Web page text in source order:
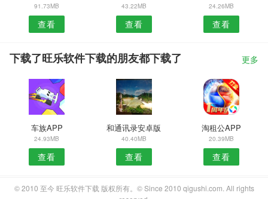
91.73MB
查看
43.22MB
查看
24.26MB
查看
下载了旺乐软件下载的朋友都下载了 更多
车族APP
24.93MB
查看
和通讯录安卓版
40.40MB
查看
淘租公APP
20.39MB
查看
© 2010 至今 旺乐软件下载 版权所有。© Since 2010 qigushi.com. All rights